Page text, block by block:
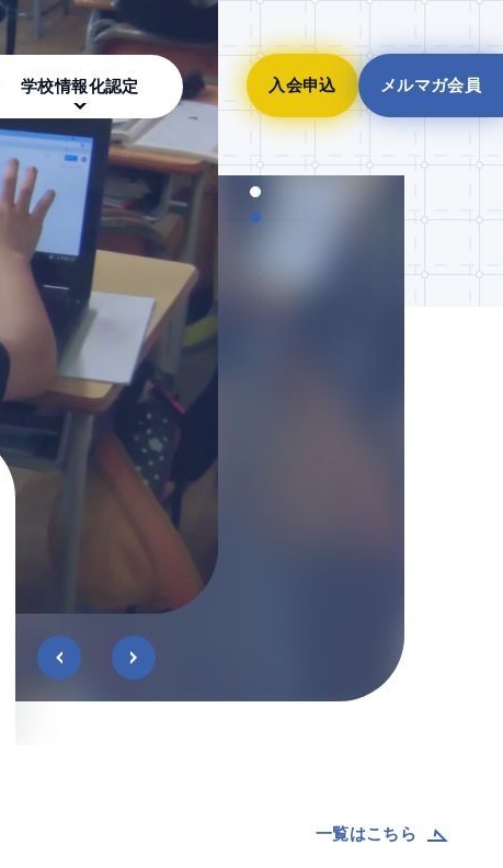
学校情報化認定 入会申込 メルマガ会員
一覧はこちら